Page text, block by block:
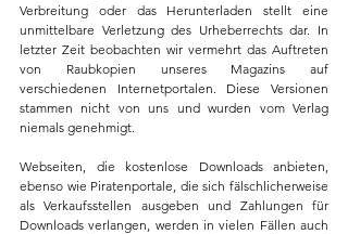
Verbreitung oder das Herunterladen stellt eine
unmittelbare Verletzung des Urheberrechts dar. In
letzter Zeit beobachten wir vermehrt das Auftreten
von Raubkopien unseres Magazins auf
verschiedenen Internetportalen. Diese Versionen
stammen nicht von uns und wurden vom Verlag
niemals genehmigt.
Webseiten, die kostenlose Downloads anbieten,
ebenso wie Piratenportale, die sich fälschlicherweise
als Verkaufsstellen ausgeben und Zahlungen für
Downloads verlangen, werden in vielen Fällen auch